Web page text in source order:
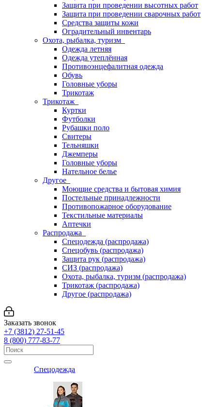
Защита при проведении высотных работ
Защита при проведении сварочных работ
Средства защиты кожи
Оградительный инвентарь
Охота, рыбалка, туризм
Одежда летняя
Одежда утеплённая
Противоэнцефалитная одежда
Обувь
Головные уборы
Трикотаж
Трикотаж
Куртки
Футболки
Рубашки поло
Свитеры
Тельняшки
Джемперы
Головные уборы
Нательное белье
Другое
Моющие средства и бытовая химия
Постельные принадлежности
Противопожарное оборудование
Текстильные материалы
Аптечки
Распродажа
Спецодежда (распродажа)
Спецобувь (распродажа)
Защита рук (распродажа)
СИЗ (распродажа)
Охота, рыбалка, туризм (распродажа)
Трикотаж (распродажа)
Другое (распродажа)
Заказать звонок
+7 (3812) 27-51-45
8 (800) 777-83-77
Спецодежда